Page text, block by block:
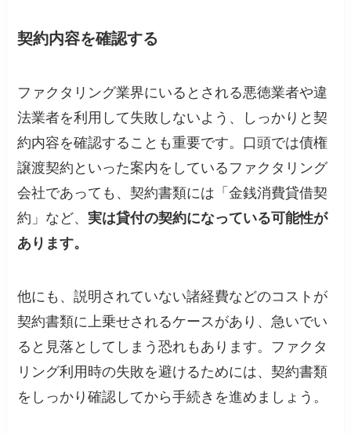
契約内容を確認する
ファクタリング業界にいるとされる悪徳業者や違
法業者を利用して失敗しないよう、しっかりと契
約内容を確認することも重要です。口頭では債権
譲渡契約といった案内をしているファクタリング
会社であっても、契約書類には「金銭消費貸借契
約」など、実は貸付の契約になっている可能性が
あります。
他にも、説明されていない諸経費などのコストが
契約書類に上乗せされるケースがあり、急いでい
ると見落としてしまう恐れもあります。ファクタ
リング利用時の失敗を避けるためには、契約書類
をしっかり確認してから手続きを進めましょう。